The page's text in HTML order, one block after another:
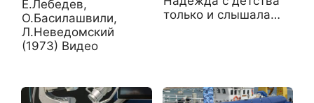
Е.Лебедев,
О.Басилашвили,
Л.Неведомский
(1973) Видео
только и слышала…